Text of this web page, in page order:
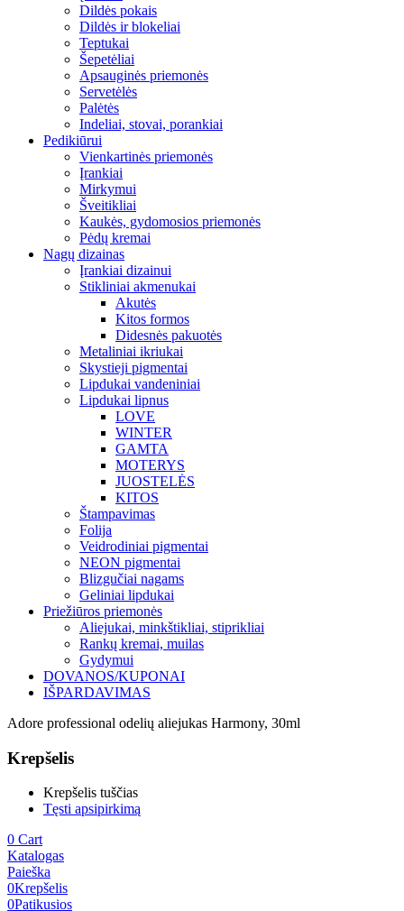
Dildės pokais
Dildės ir blokeliai
Teptukai
Šepetėliai
Apsauginės priemonės
Servetėlės
Palėtės
Indeliai, stovai, porankiai
Pedikiūrui
Vienkartinės priemonės
Įrankiai
Mirkymui
Šveitikliai
Kaukės, gydomosios priemonės
Pėdų kremai
Nagų dizainas
Įrankiai dizainui
Stikliniai akmenukai
Akutės
Kitos formos
Didesnės pakuotės
Metaliniai ikriukai
Skystieji pigmentai
Lipdukai vandeniniai
Lipdukai lipnus
LOVE
WINTER
GAMTA
MOTERYS
JUOSTELĖS
KITOS
Štampavimas
Folija
Veidrodiniai pigmentai
NEON pigmentai
Blizgučiai nagams
Geliniai lipdukai
Priežiūros priemonės
Aliejukai, minkštikliai, stiprikliai
Rankų kremai, muilas
Gydymui
DOVANOS/KUPONAI
IŠPARDAVIMAS
Adore professional odelių aliejukas Harmony, 30ml
Krepšelis
Krepšelis tuščias
Tęsti apsipirkimą
0 Cart
Katalogas
Paieška
0Krepšelis
0Patikusios